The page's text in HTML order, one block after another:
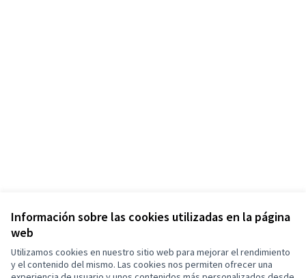
Información sobre las cookies utilizadas en la página
web
Utilizamos cookies en nuestro sitio web para mejorar el rendimiento
y el contenido del mismo. Las cookies nos permiten ofrecer una